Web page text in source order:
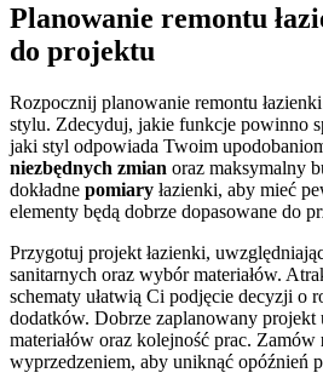
Planowanie remontu
do projektu
Rozpocznij planowanie remontu
stylu. Zdecyduj, jakie funkcje powinno
jaki styl odpowiada Twoim
niezbędnych zmian oraz maksymalny
dokładne pomiary łazienki, aby mieć
elementy będą dobrze dopasowane do
Przygotuj projekt łazienki,
sanitarnych oraz wybór materiałów.
schematy ułatwią Ci podjęcie decyzji o
dodatków. Dobrze zaplanowany projekt
materiałów oraz kolejność prac. Zamów
wyprzedzeniem, aby uniknąć opóźnień